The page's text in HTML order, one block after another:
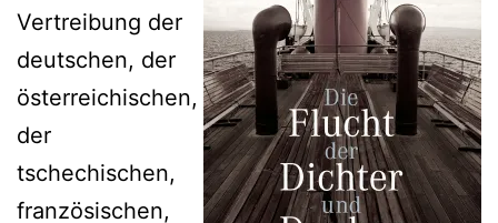
Vertreibung der
deutschen, der
österreichischen,
der
tschechischen,
französischen,